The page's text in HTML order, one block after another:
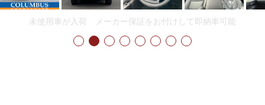
2.7Lガソリン LEDﾍｯﾄﾞﾗｲﾄ オプション部品付き